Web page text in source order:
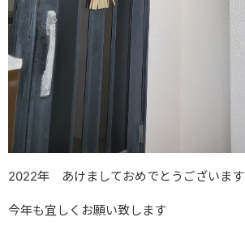
2022年 あけましておめでとうございます
今年も宜しくお願い致します